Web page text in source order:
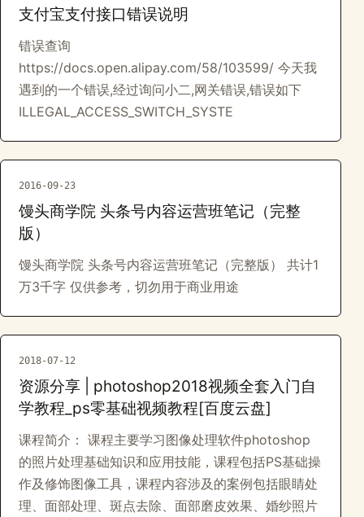
支付宝支付接口错误说明
错误查询
https://docs.open.alipay.com/58/103599/ 今天我
遇到的一个错误,经过询问小二,网关错误,错误如下
ILLEGAL_ACCESS_SWITCH_SYSTE
2016-09-23
馒头商学院 头条号内容运营班笔记（完整
版）
馒头商学院 头条号内容运营班笔记（完整版） 共计1
万3千字 仅供参考，切勿用于商业用途
2018-07-12
资源分享 | photoshop2018视频全套入门自
学教程_ps零基础视频教程[百度云盘]
课程简介： 课程主要学习图像处理软件photoshop
的照片处理基础知识和应用技能，课程包括PS基础操
作及修饰图像工具，课程内容涉及的案例包括眼睛处
理、面部处理、斑点去除、面部磨皮效果、婚纱照片